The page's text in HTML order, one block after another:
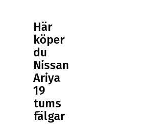
Här
köper
du
Nissan
Ariya
19
tums
fälgar